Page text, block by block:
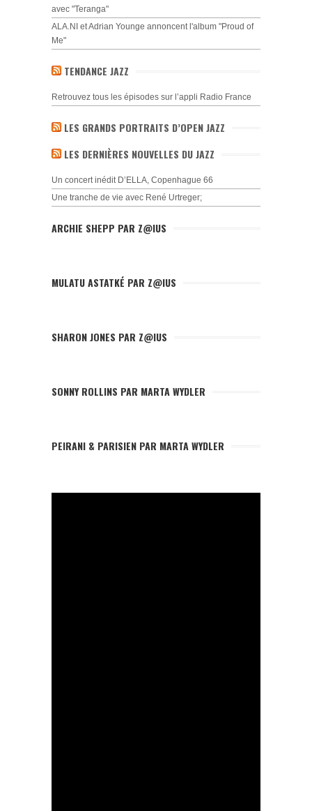
avec "Teranga"
ALA.NI et Adrian Younge annoncent l'album "Proud of
Me"
TENDANCE JAZZ
Retrouvez tous les épisodes sur l’appli Radio France
LES GRANDS PORTRAITS D’OPEN JAZZ
LES DERNIÈRES NOUVELLES DU JAZZ
Un concert inédit D’ELLA, Copenhague 66
Une tranche de vie avec René Urtreger;
ARCHIE SHEPP PAR Z@IUS
MULATU ASTATKÉ PAR Z@IUS
SHARON JONES PAR Z@IUS
SONNY ROLLINS PAR MARTA WYDLER
PEIRANI & PARISIEN PAR MARTA WYDLER